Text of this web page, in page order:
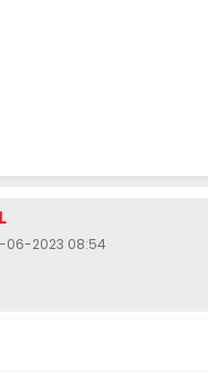
06-2023 08:54